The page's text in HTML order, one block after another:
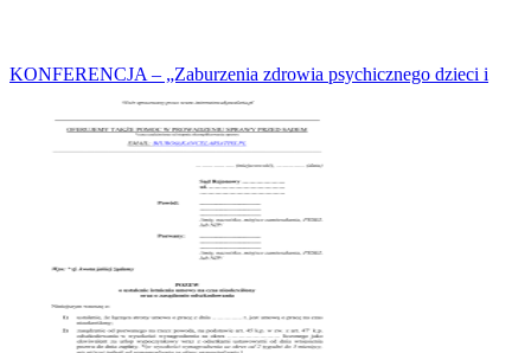
KONFERENCJA – „Zaburzenia zdrowia psychicznego dzieci i